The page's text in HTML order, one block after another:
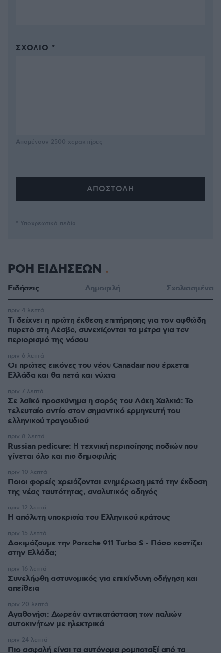
ΣΧΌΛΙΟ *
Απομένουν 2500 χαρακτήρες
* Υποχρεωτικά πεδία
ΡΟΗ ΕΙΔΗΣΕΩΝ
Ειδήσεις Δημοφιλή Σχολιασμένα
Τι δείχνει η πρώτη έκθεση επιτήρησης για τον αφθώδη
πυρετό στη Λέσβο, συνεχίζονται τα μέτρα για τον
περιορισμό της νόσου
πριν 4 λεπτά
Οι πρώτες εικόνες του νέου Canadair που έρχεται
Ελλάδα και θα πετά και νύχτα
πριν 6 λεπτά
Σε λαϊκό προσκύνημα η σορός του Λάκη Χαλκιά: Το
τελευταίο αντίο στον σημαντικό ερμηνευτή του
ελληνικού τραγουδιού
πριν 7 λεπτά
Russian pedicure: Η τεχνική περιποίησης ποδιών που
γίνεται όλο και πιο δημοφιλής
πριν 8 λεπτά
Ποιοι φορείς χρειάζονται ενημέρωση μετά την έκδοση
της νέας ταυτότητας, αναλυτικός οδηγός
πριν 10 λεπτά
Η απόλυτη υποκρισία του Ελληνικού κράτους
πριν 12 λεπτά
Δοκιμάζουμε την Porsche 911 Turbo S - Πόσο κοστίζει
στην Ελλάδα;
πριν 15 λεπτά
Συνελήφθη αστυνομικός για επικίνδυνη οδήγηση και
απείθεια
πριν 16 λεπτά
Αγαθονήσι: Δωρεάν αντικατάσταση των παλιών
αυτοκινήτων με ηλεκτρικά
πριν 20 λεπτά
Πιο ασφαλή είναι τα αυτόνομα ρομποταξί από τα
πριν 24 λεπτά